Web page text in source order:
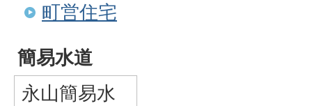
町営住宅
簡易水道
永山簡易水